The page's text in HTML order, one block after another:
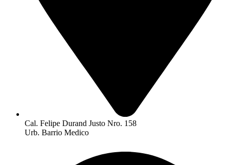
Cal. Felipe Durand Justo Nro. 158
Urb. Barrio Medico